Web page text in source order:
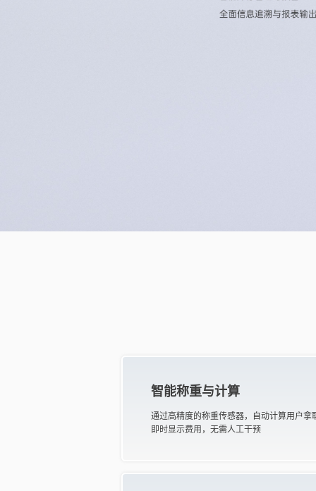
智能称重与计算
通过高精度的称重传感器，自动计算用户拿
即时显示费用，无需人工干预